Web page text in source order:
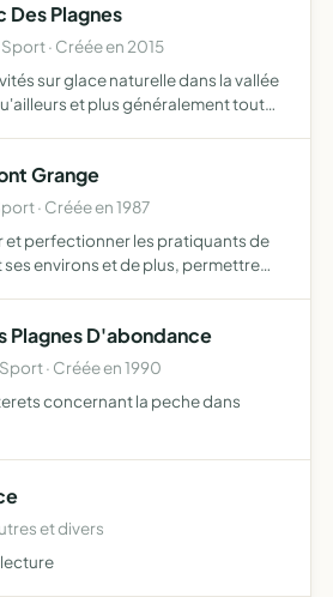
Des Plagnes
· Créée en 2015
sur glace naturelle dans la vallée
et plus généralement toutes
Grange
· Créée en 1987
et perfectionner les pratiquants de
ses environs et de plus, permettre
Plagnes D'abondance
· Créée en 1990
concernant la peche dans
et divers